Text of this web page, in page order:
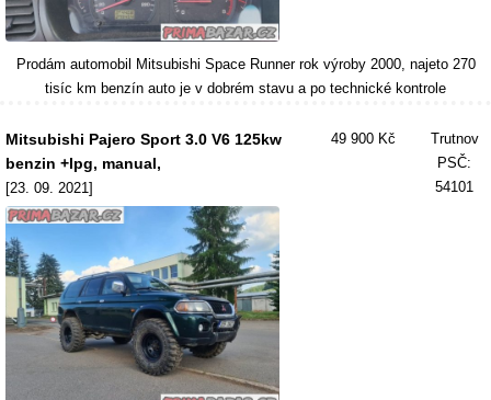
Prodám automobil Mitsubishi Space Runner rok výroby 2000, najeto 270
tisíc km benzín auto je v dobrém stavu a po technické kontrole
Mitsubishi Pajero Sport 3.0 V6 125kw
benzin +lpg, manual,
[23. 09. 2021]
49 900 Kč
Trutnov
PSČ:
54101